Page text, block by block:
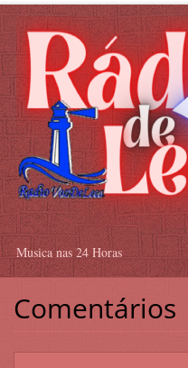
Musica nas 24 Horas
Comentários